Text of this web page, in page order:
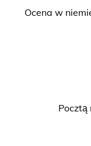
Ocena w
Pocztą